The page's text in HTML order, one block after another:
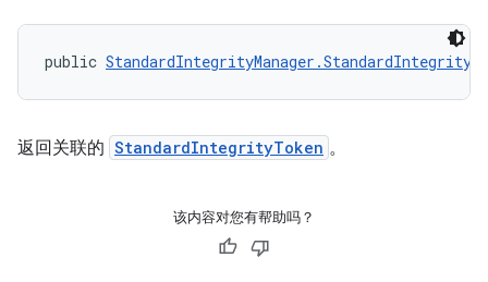
public
返回关联的 StandardIntegrityToken 。
该内容对您有帮助吗？